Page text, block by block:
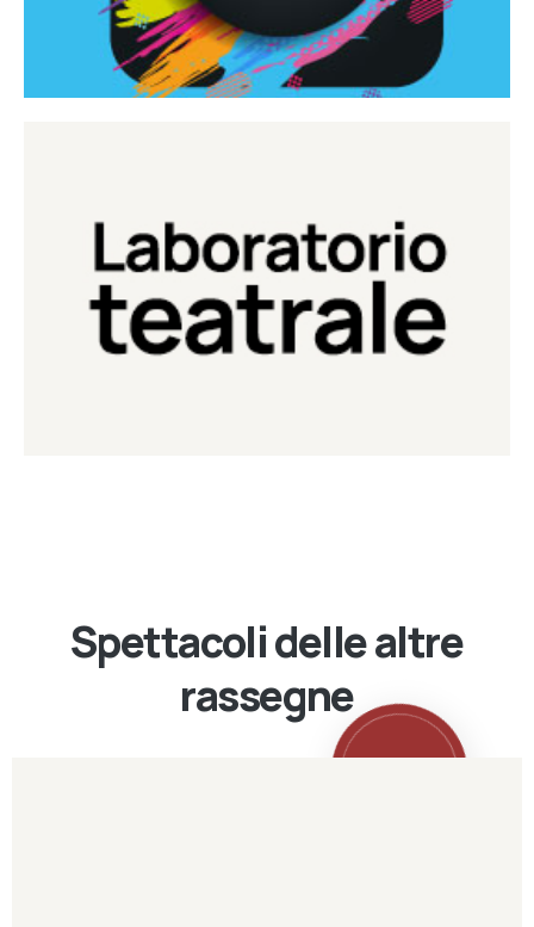
Laboratorio Teatrale
Laboratorio di teatro del Teatro Eduardo de Filippo
Continua
Spettacoli delle altre
rassegne